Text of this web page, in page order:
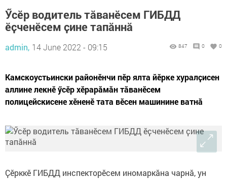
Ӳсӗр водитель тӑванӗсем ГИБДД
ӗҫченӗсем ҫине тапӑннӑ
admin, 14 June 2022 - 09:15 847 0 0
Камскоустьински районӗнчи пӗр ялта йӗрке хуралҫисен
аллине лекнӗ ӳсӗр хӗрарӑмӑн тӑванӗсем
полицейскисене хӗненӗ тата вӗсен машинине ватнӑ
Ҫӗрккӗ ГИБДД инспекторӗсем иномаркӑна чарнӑ, ун